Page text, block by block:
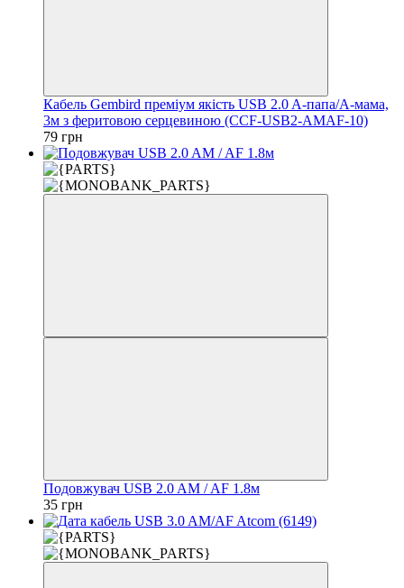
Кабель Gembird преміум якість USB 2.0 A-папа/A-мама,
3м з феритовою серцевиною (CCF-USB2-AMAF-10)
79 грн
Подовжувач USB 2.0 AM / AF 1.8м
35 грн